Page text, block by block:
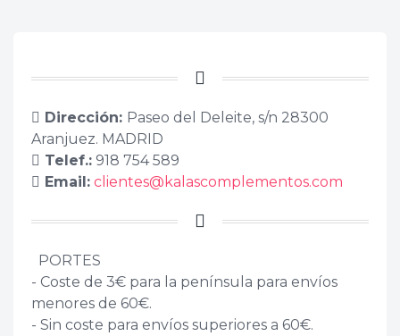
Dirección: Paseo del Deleite, s/n 28300
Aranjuez. MADRID
Telef.: 918 754 589
Email: clientes@kalascomplementos.com
PORTES
- Coste de 3€ para la península para envíos
menores de 60€.
- Sin coste para envíos superiores a 60€.